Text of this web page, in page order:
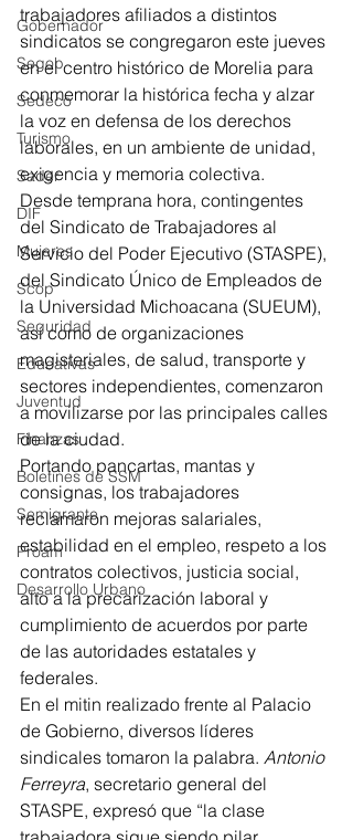
Gobernador
Segob
Sedeco
Turismo
Sader
DIF
Mujeres
Scop
Seguridad
Educativas
Juventud
Finanzas
Boletines de SSM
Semigrante
Proam
Desarrollo Urbano
trabajadores afiliados a distintos
sindicatos se congregaron este jueves
en el centro histórico de Morelia para
conmemorar la histórica fecha y alzar
la voz en defensa de los derechos
laborales, en un ambiente de unidad,
exigencia y memoria colectiva.
Desde temprana hora, contingentes
del Sindicato de Trabajadores al
Servicio del Poder Ejecutivo (STASPE),
del Sindicato Único de Empleados de
la Universidad Michoacana (SUEUM),
así como de organizaciones
magisteriales, de salud, transporte y
sectores independientes, comenzaron
a movilizarse por las principales calles
de la ciudad.
Portando pancartas, mantas y
consignas, los trabajadores
reclamaron mejoras salariales,
estabilidad en el empleo, respeto a los
contratos colectivos, justicia social,
alto a la precarización laboral y
cumplimiento de acuerdos por parte
de las autoridades estatales y
federales.
En el mitin realizado frente al Palacio
de Gobierno, diversos líderes
sindicales tomaron la palabra. Antonio
Ferreyra, secretario general del
STASPE, expresó que “la clase